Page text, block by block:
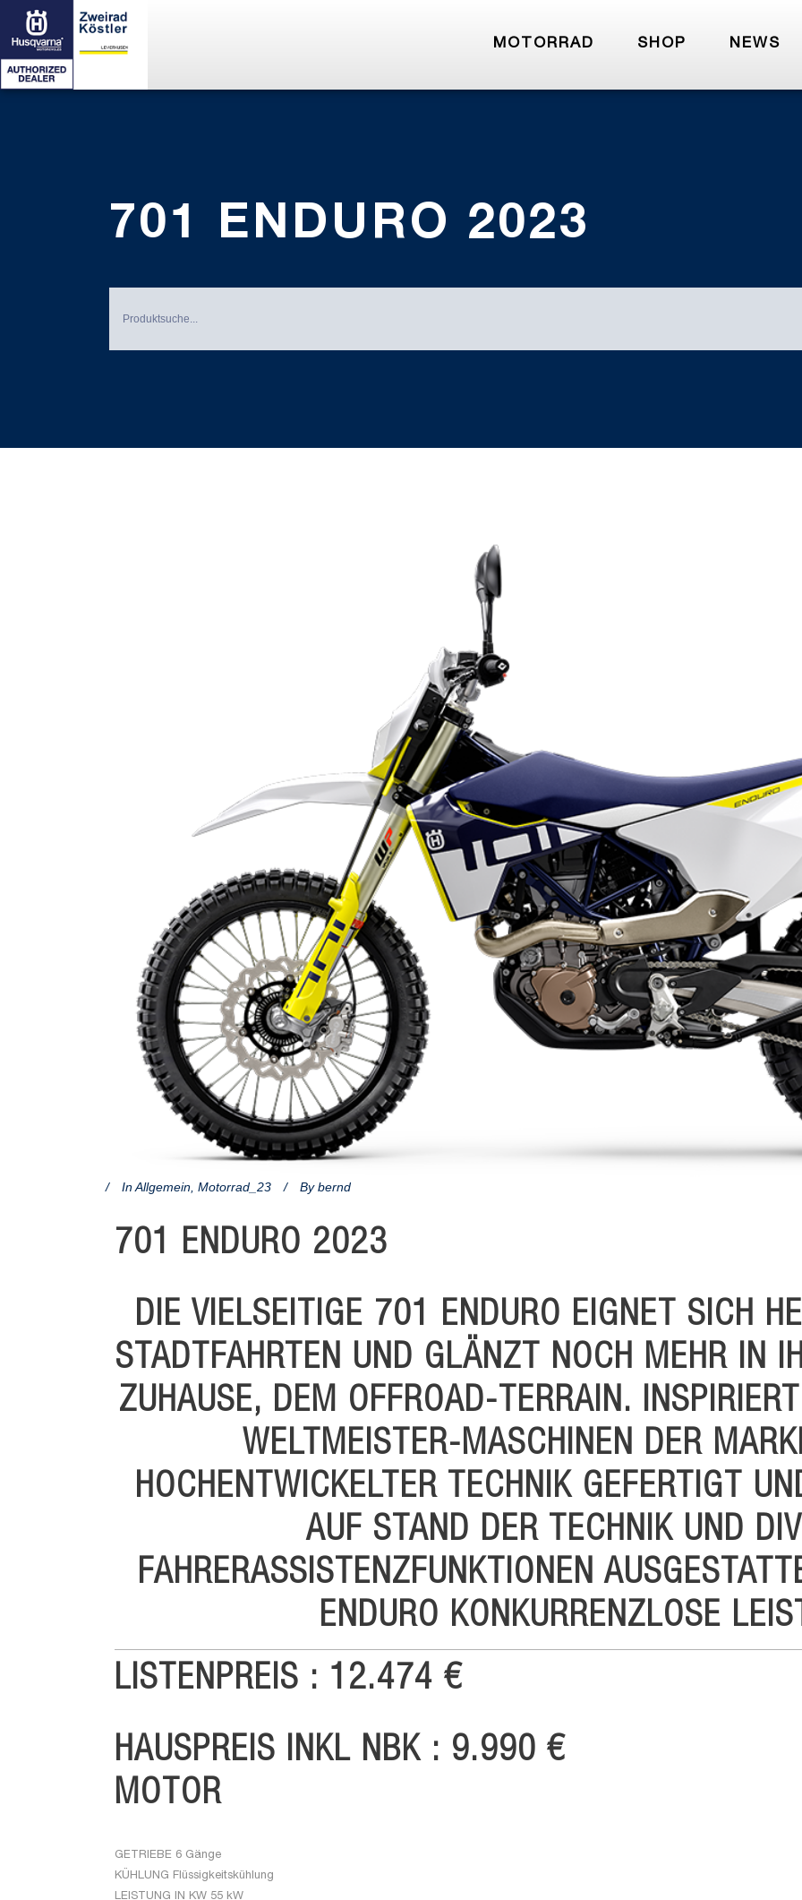
MOTORRAD SHOP NEWS
701 ENDURO 2023
InAllgemein Motorrad_23 By bernd
701 ENDURO 2023
DIE VIELSEITIGE 701 ENDURO EIGNET SICH
STADTFAHRTEN UND GLÄNZT NOCH MEHR IN
ZUHAUSE, DEM OFFROAD-TERRAIN.
WELTMEISTER-MASCHINEN DER
HOCHENTWICKELTER TECHNIK GEFERTIGT
AUF STAND DER TECHNIK UND
FAHRERASSISTENZFUNKTIONEN
ENDURO KONKURRENZLOSE
LISTENPREIS : 12.474 €
HAUSPREIS INKL NBK : 9.990 €
MOTOR
GETRIEBE 6 Gänge
KÜHLUNG Flüssigkeitskühlung
LEISTUNG IN KW 55 kW